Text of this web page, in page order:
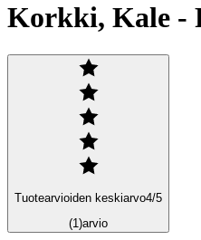
Korkki, Kale -
Tuotearvioiden keskiarvo4/5
(1)arvio